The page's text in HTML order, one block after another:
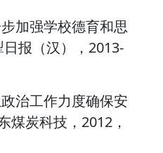
加强学校德育和思
报（汉），2013-
治工作力度确保安
煤炭科技，2012，